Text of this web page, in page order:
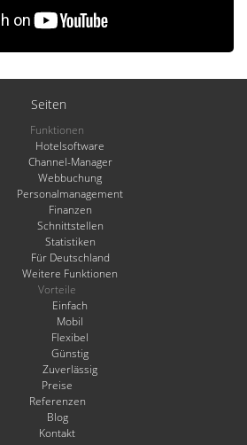
Seiten
Funktionen
Hotelsoftware
Channel-Manager
Webbuchung
Personalmanagement
Finanzen
Schnittstellen
Statistiken
Für Deutschland
Weitere Funktionen
Vorteile
Einfach
Mobil
Flexibel
Günstig
Zuverlässig
Preise
Referenzen
Blog
Kontakt